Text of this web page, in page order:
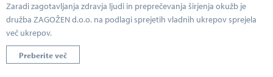
Zaradi zagotavljanja zdravja ljudi in preprečevanja širjenja okužb je
družba ZAGOŽEN d.o.o. na podlagi sprejetih vladnih ukrepov sprejela
več ukrepov.
Preberite več